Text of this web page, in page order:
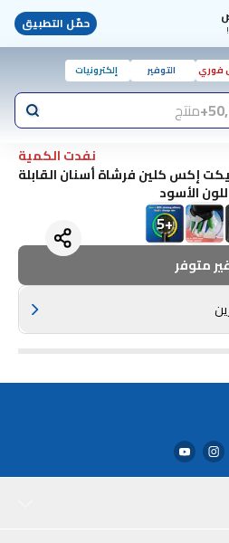
حمّل التطبيق
فوري التوفير إلكترونيات
منتج
نفدت الكمية
فيتاليتي 300 بروتيكت إكس كلين فرشاة أسنان القابلة
+
5
غير متوفر